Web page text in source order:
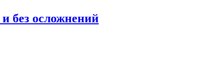
без осложнений